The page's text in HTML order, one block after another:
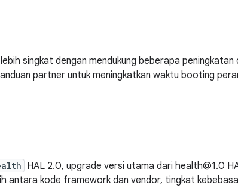
singkat dengan mendukung beberapa peningkatan
partner untuk meningkatkan waktu booting
HAL 2.0, upgrade versi utama dari health@1.0
antara kode framework dan vendor, tingkat